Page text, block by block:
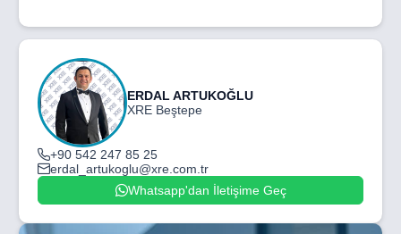
ERDAL ARTUKOĞLU
XRE Beştepe
+90 542 247 85 25
erdal_artukoglu@xre.com.tr
Whatsapp'dan İletişime Geç